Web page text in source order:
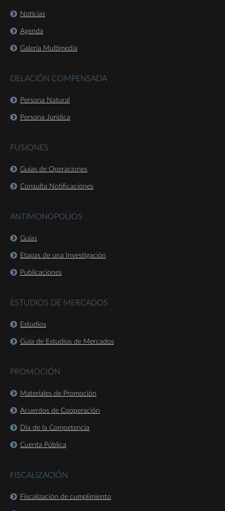
Noticias
Agenda
Galería Multimedia
DELACIÓN COMPENSADA
Persona Natural
Persona Jurídica
FUSIONES
Guías de Operaciones
Consulta Notificaciones
ANTIMONOPOLIOS
Guías
Etapas de una Investigación
Publicaciones
ESTUDIOS DE MERCADOS
Estudios
Guía de Estudios de Mercados
PROMOCIÓN
Materiales de Promoción
Acuerdos de Cooperación
Día de la Competencia
Cuenta Pública
FISCALIZACIÓN
Fiscalización de cumplimiento